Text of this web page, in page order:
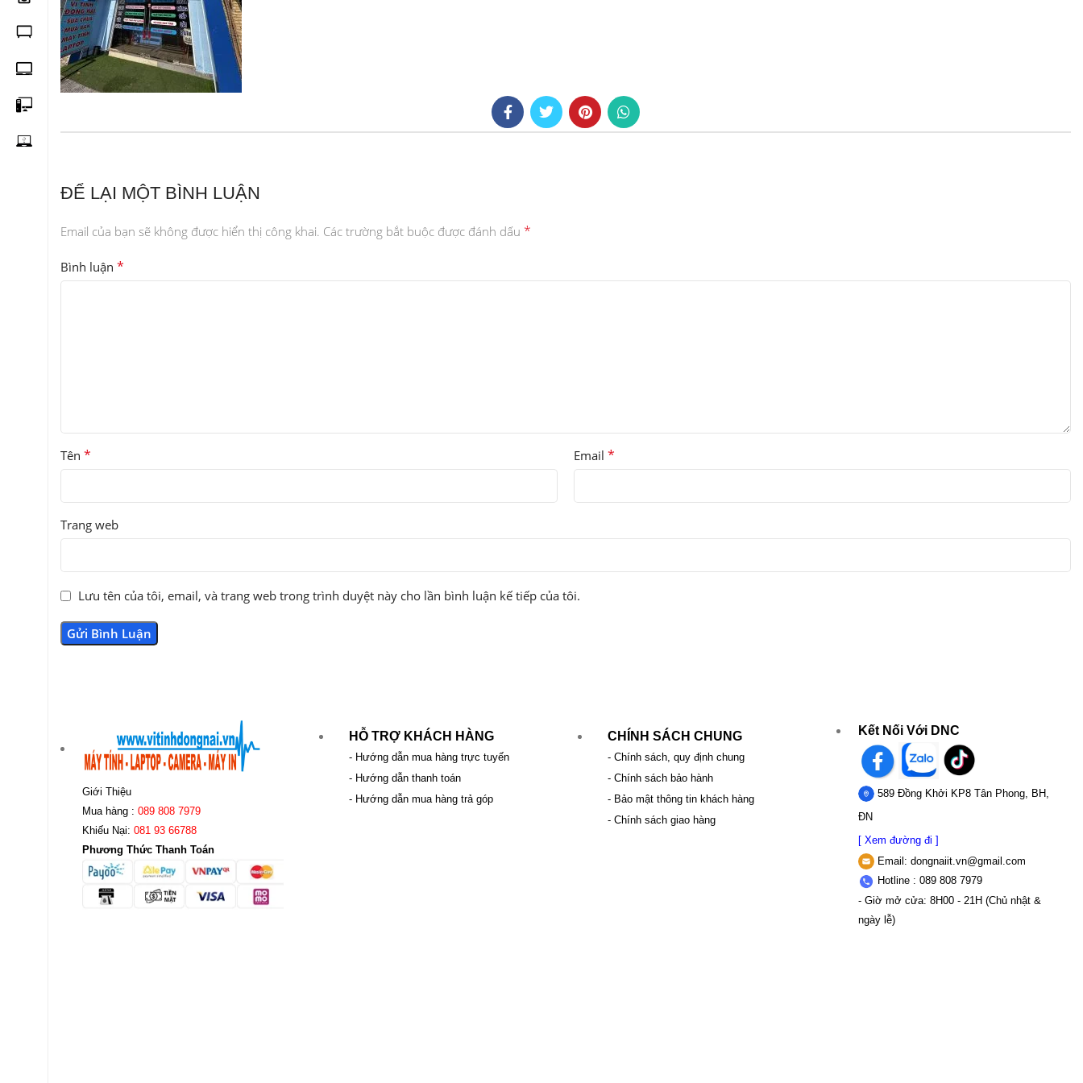
ĐỂ LẠI MỘT BÌNH LUẬN
Email của bạn sẽ không được hiển thị công khai. Các trường bắt buộc được đánh dấu *
Bình luận *
Tên * Email *
Trang web
Lưu tên của tôi, email, và trang web trong trình duyệt này cho lần bình luận kế tiếp của tôi.
Giới Thiệu
Mua hàng : 089 808 7979
Khiếu Nại: 081 93 66788
Phương Thức Thanh Toán
HỖ TRỢ KHÁCH HÀNG
- Hướng dẫn mua hàng trực tuyến
- Hướng dẫn thanh toán
- Hướng dẫn mua hàng trả góp
CHÍNH SÁCH CHUNG
- Chính sách, quy định chung
- Chính sách bảo hành
- Bảo mật thông tin khách hàng
- Chính sách giao hàng
Kết Nối Với DNC
589 Đồng Khởi KP8 Tân Phong, BH,
ĐN
[ Xem đường đi ]
Email: dongnaiit.vn@gmail.com
Hotline : 089 808 7979
- Giờ mở cửa: 8H00 - 21H (Chủ nhật &
ngày lễ)